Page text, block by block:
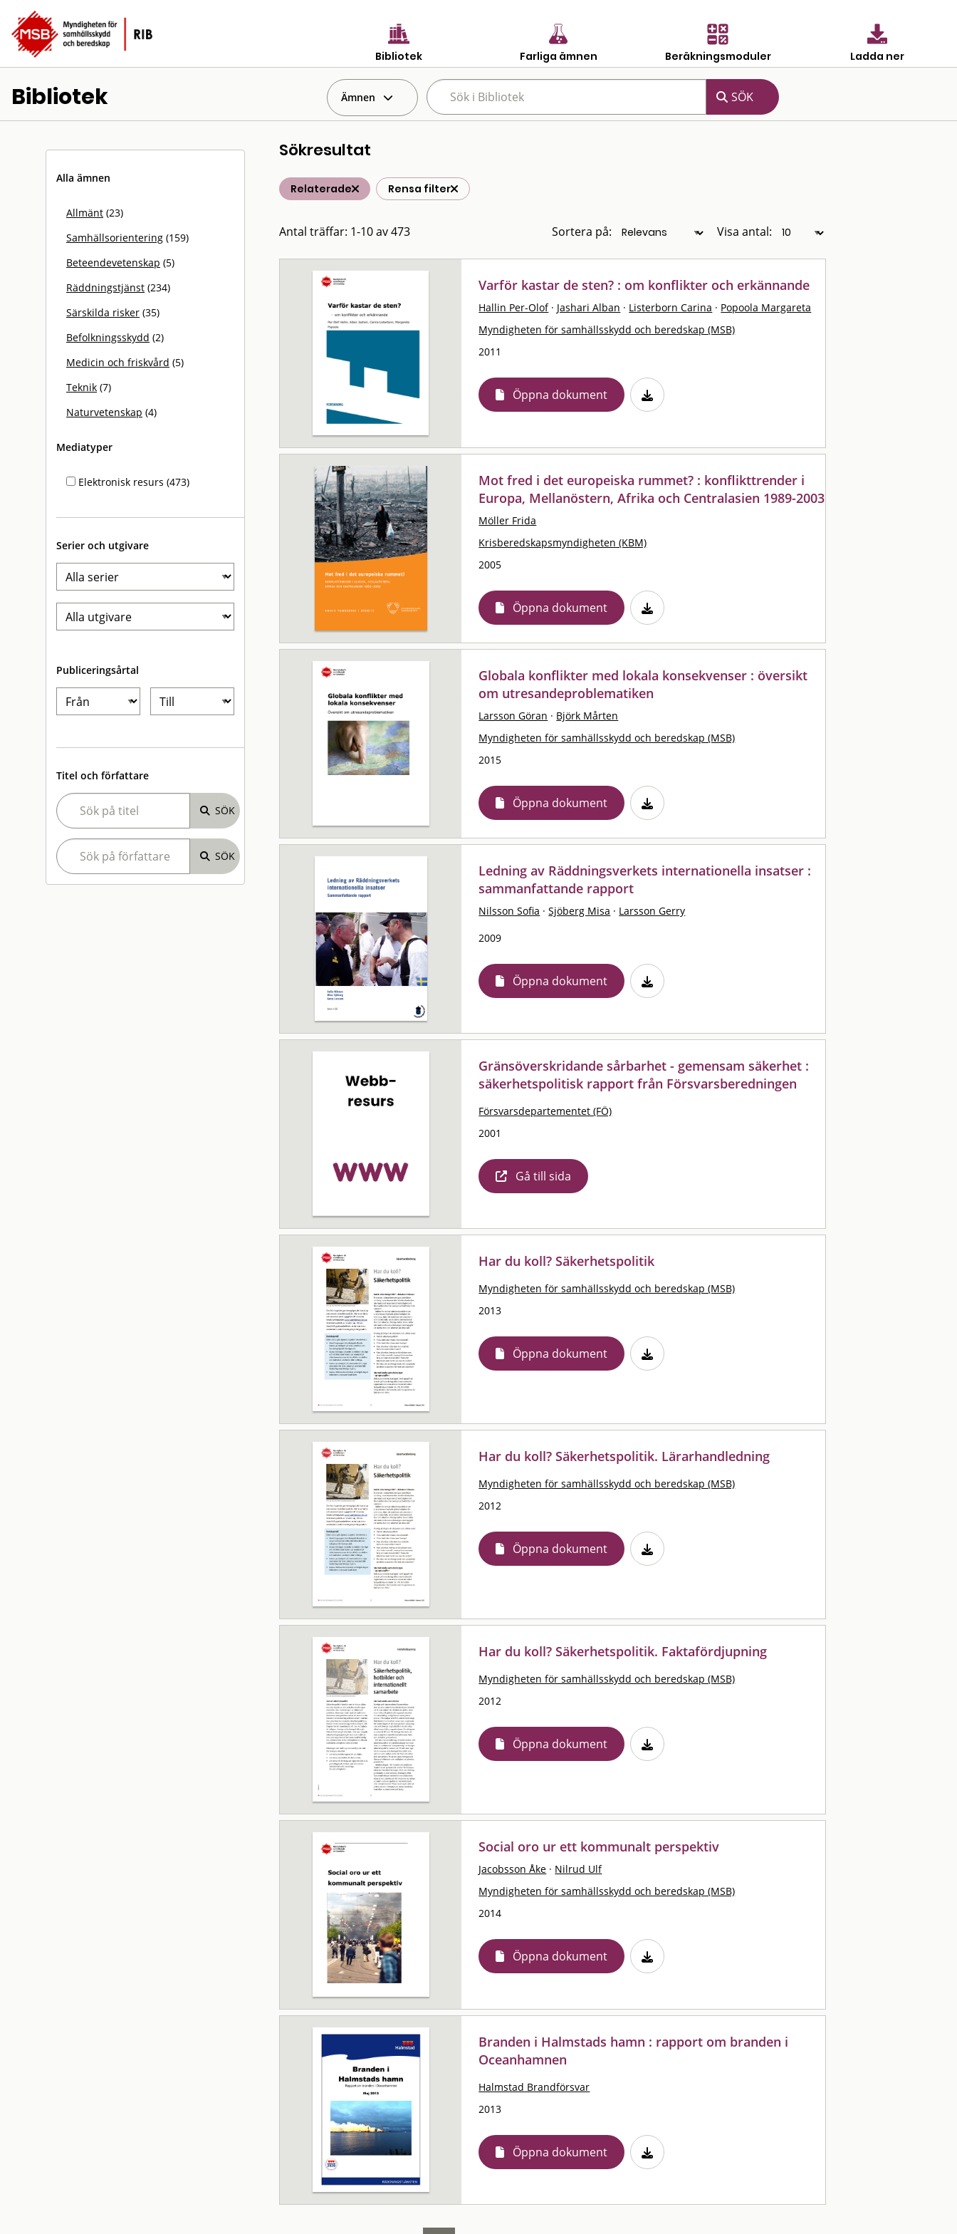
Bibliotek Farliga ämnen Beräkningsmoduler Ladda ner
Bibliotek Ämnen
Alla ämnen
Allmänt (23)
Samhällsorientering (159)
Beteendevetenskap (5)
Räddningstjänst (234)
Särskilda risker (35)
Befolkningsskydd (2)
Medicin och friskvård (5)
Teknik (7)
Naturvetenskap (4)
Mediatyper
Elektronisk resurs (473)
Serier och utgivare
Publiceringsårtal
Titel och författare
Sökresultat
Relaterade Rensa filter
Antal träffar: 1-10 av 473 Sortera på: Visa antal:
Varför kastar de sten? : om konflikter och erkännande
Hallin Per-Olof · Jashari Alban · Listerborn Carina · Popoola Margareta
Myndigheten för samhällsskydd och beredskap (MSB)
2011
Öppna dokument
Mot fred i det europeiska rummet? : konflikttrender i
Europa, Mellanöstern, Afrika och Centralasien 1989-2003
Möller Frida
Krisberedskapsmyndigheten (KBM)
2005
Öppna dokument
Globala konflikter med lokala konsekvenser : översikt
om utresandeproblematiken
Larsson Göran · Björk Mårten
Myndigheten för samhällsskydd och beredskap (MSB)
2015
Öppna dokument
Ledning av Räddningsverkets internationella insatser :
sammanfattande rapport
Nilsson Sofia · Sjöberg Misa · Larsson Gerry
2009
Öppna dokument
Gränsöverskridande sårbarhet - gemensam säkerhet :
säkerhetspolitisk rapport från Försvarsberedningen
Försvarsdepartementet (FÖ)
2001
Gå till sida
Har du koll? Säkerhetspolitik
Myndigheten för samhällsskydd och beredskap (MSB)
2013
Öppna dokument
Har du koll? Säkerhetspolitik. Lärarhandledning
Myndigheten för samhällsskydd och beredskap (MSB)
2012
Öppna dokument
Har du koll? Säkerhetspolitik. Faktafördjupning
Myndigheten för samhällsskydd och beredskap (MSB)
2012
Öppna dokument
Social oro ur ett kommunalt perspektiv
Jacobsson Åke · Nilrud Ulf
Myndigheten för samhällsskydd och beredskap (MSB)
2014
Öppna dokument
Branden i Halmstads hamn : rapport om branden i
Oceanhamnen
Halmstad Brandförsvar
2013
Öppna dokument